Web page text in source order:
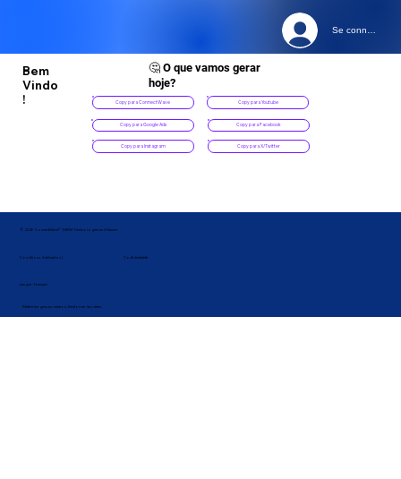
Se connecter
🤔 O que vamos gerar
hoje?
Copy para ConnectWave
Copy para Google Ads
Copy para Instagram
Copy para Youtube
Copy para Facebook
Copy para X/Twitter
Bem
Vindo
!
© 2026 ConnectWave® · MBM Technologies and Games
Conditions d'utilisation |
Langue : Français
Confidentialité
Mettre les gens en relation. Renforcer les idées.